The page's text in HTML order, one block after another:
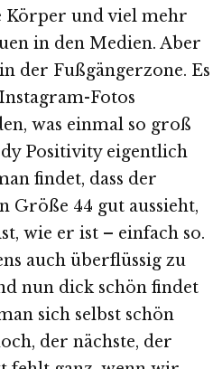
Körper und viel mehr
in den Medien. Aber
der Fußgängerzone. Es
Fotos
was einmal so groß
Positivity eigentlich
findet, dass der
Größe 44 gut aussieht,
wie er ist – einfach so.
auch überflüssig zu
nun dick schön findet
sich selbst schön
der nächste, der